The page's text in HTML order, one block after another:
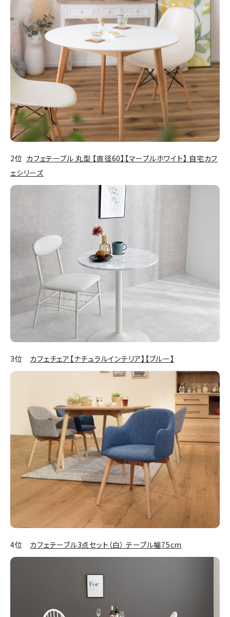
2位 カフェテーブル 丸型 【直径60】【マーブルホワイト】 自宅カフ
ェシリーズ
3位 カフェチェア【ナチュラルインテリア】【ブルー】
4位 カフェテーブル3点セット（白） テーブル幅75cm